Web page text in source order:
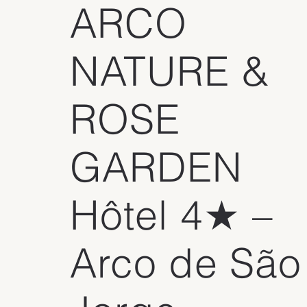
panoramique avec terrasse ensoleillée, idéale pour se détendre
aux paysages spectaculaires de Madère. Une salle de fitness
moderne est accessible aux clients souhaitant maintenir leur
Côté gastronomie, le restaurant Bay View propose une cuisine
permet d’admirer le coucher de soleil dans une ambiance
décontractée.
réservé aux adultes, The Views Baía s’impose comme une
adresse 4 étoiles à Madère pour un séjour alliant confort, bien-
panoramas atlantiques.
ARCO
NATURE &
ROSE
GARDEN
Hôtel 4★ –
Arco de São